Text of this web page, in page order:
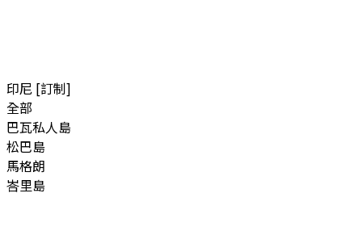
印尼 [訂制]
全部
巴瓦私人島
松巴島
馬格朗
峇里島